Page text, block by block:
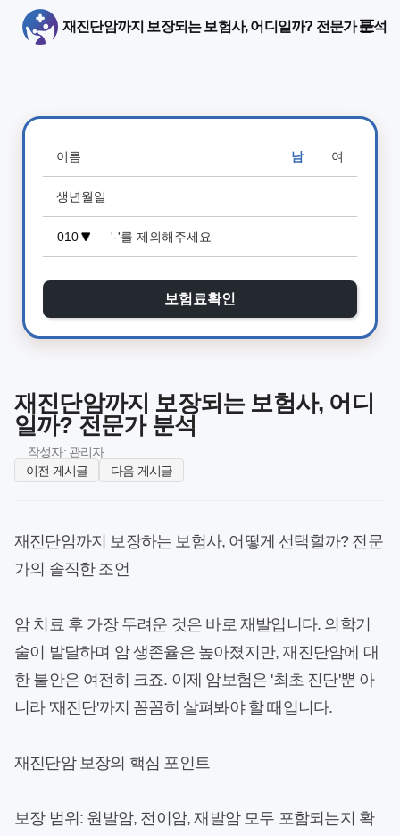
재진단암까지 보장되는 보험사, 어디일까? 전문가 분석
남 여
보험료확인
재진단암까지 보장되는 보험사, 어디
일까? 전문가 분석
작성자: 관리자
이전 게시글
다음 게시글
재진단암까지 보장하는 보험사, 어떻게 선택할까? 전문
가의 솔직한 조언
암 치료 후 가장 두려운 것은 바로 재발입니다. 의학기
술이 발달하며 암 생존율은 높아졌지만, 재진단암에 대
한 불안은 여전히 크죠. 이제 암보험은 '최초 진단'뿐 아
니라 '재진단'까지 꼼꼼히 살펴봐야 할 때입니다.
재진단암 보장의 핵심 포인트
보장 범위: 원발암, 전이암, 재발암 모두 포함되는지 확